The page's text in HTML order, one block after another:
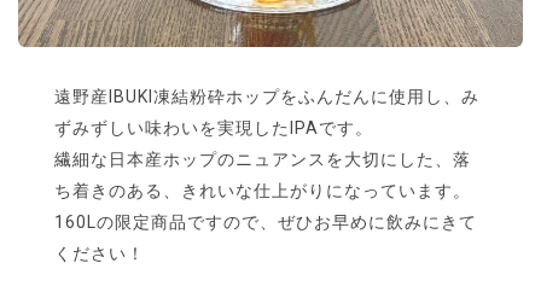
遠野産IBUKI凍結粉砕ホップをふんだんに使用し、み
ずみずしい味わいを実現したIPAです。
繊細な日本産ホップのニュアンスを大切にした、落
ち着きのある、きれいな仕上がりになっています。
160Lの限定商品ですので、ぜひお早めに飲みにきて
ください！